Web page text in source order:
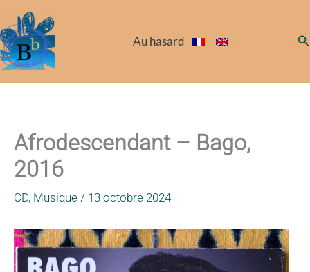
au
contenu
Au hasard
Afrodescendant – Bago,
2016
CD, Musique / 13 octobre 2024